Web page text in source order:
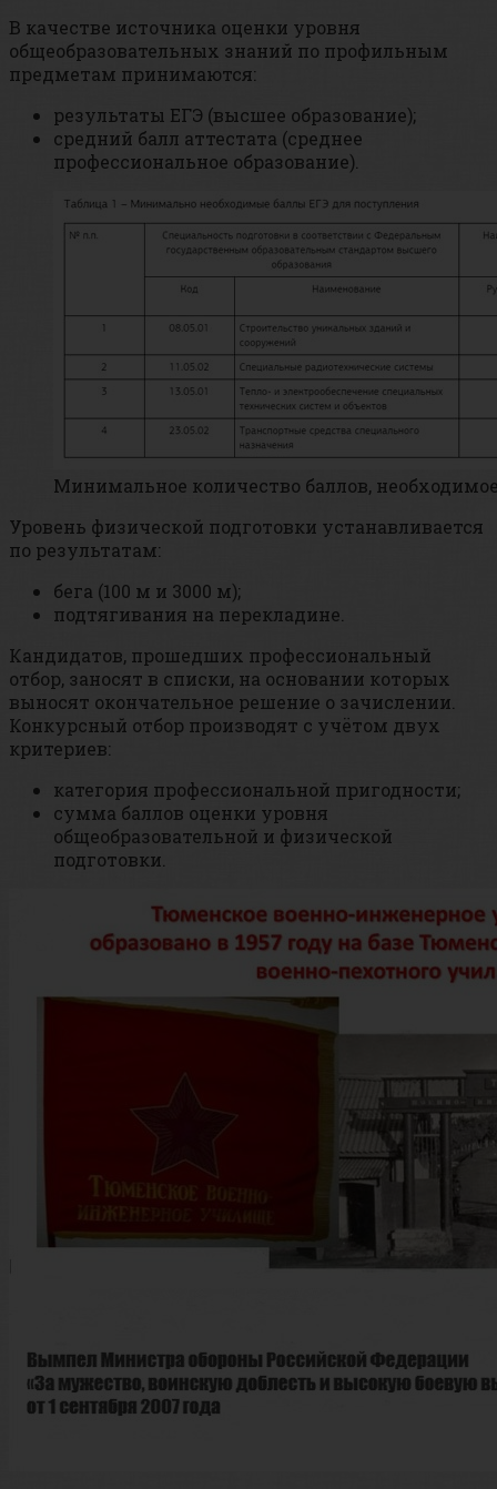
В качестве источника оценки уровня
общеобразовательных знаний по профильным
предметам принимаются:
результаты ЕГЭ (высшее образование);
средний балл аттестата (среднее
профессиональное образование).
Минимальное количество баллов,
Уровень физической подготовки устанавливается
по результатам:
бега (100 м и 3000 м);
подтягивания на перекладине.
Кандидатов, прошедших профессиональный
отбор, заносят в списки, на основании которых
выносят окончательное решение о зачислении.
Конкурсный отбор производят с учётом двух
критериев:
категория профессиональной пригодности;
сумма баллов оценки уровня
общеобразовательной и физической
подготовки.